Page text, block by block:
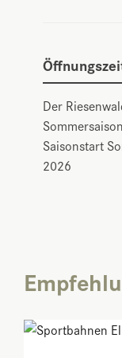
Der
Saisonstart
2026